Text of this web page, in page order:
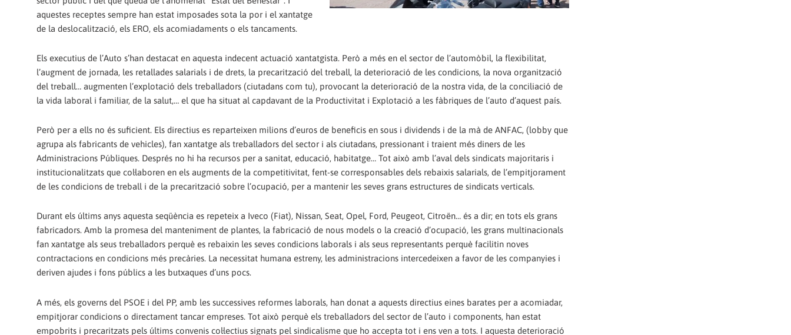
aquestes receptes sempre han estat imposades sota la por i el xantatge
de la deslocalització, els ERO, els acomiadaments o els tancaments.
Els executius de l’Auto s’han destacat en aquesta indecent actuació xantatgista. Però a més en el sector de l’automòbil, la flexibilitat,
l’augment de jornada, les retallades salarials i de drets, la precarització del treball, la deterioració de les condicions, la nova organització
del treball… augmenten l’explotació dels treballadors (ciutadans com tu), provocant la deterioració de la nostra vida, de la conciliació de
la vida laboral i familiar, de la salut,… el que ha situat al capdavant de la Productivitat i Explotació a les fàbriques de l’auto d’aquest país.
Però per a ells no és suficient. Els directius es reparteixen milions d’euros de beneficis en sous i dividends i de la mà de ANFAC, (lobby que
agrupa als fabricants de vehicles), fan xantatge als treballadors del sector i als ciutadans, pressionant i traient més diners de les
Administracions Públiques. Després no hi ha recursos per a sanitat, educació, habitatge… Tot això amb l’aval dels sindicats majoritaris i
institucionalitzats que col·laboren en els augments de la competitivitat, fent-se corresponsables dels rebaixis salarials, de l’empitjorament
de les condicions de treball i de la precarització sobre l’ocupació, per a mantenir les seves grans estructures de sindicats verticals.
Durant els últims anys aquesta seqüència es repeteix a Iveco (Fiat), Nissan, Seat, Opel, Ford, Peugeot, Citroën… és a dir; en tots els grans
fabricadors. Amb la promesa del manteniment de plantes, la fabricació de nous models o la creació d’ocupació, les grans multinacionals
fan xantatge als seus treballadors perquè es rebaixin les seves condicions laborals i als seus representants perquè facilitin noves
contractacions en condicions més precàries. La necessitat humana estreny, les administracions intercedeixen a favor de les companyies i
deriven ajudes i fons públics a les butxaques d’uns pocs.
A més, els governs del PSOE i del PP, amb les successives reformes laborals, han donat a aquests directius eines barates per a acomiadar,
empitjorar condicions o directament tancar empreses. Tot això perquè els treballadors del sector de l’auto i components, han estat
empobrits i precaritzats pels últims convenis col·lectius signats pel sindicalisme que ho accepta tot i ens ven a tots. I aquesta deterioració